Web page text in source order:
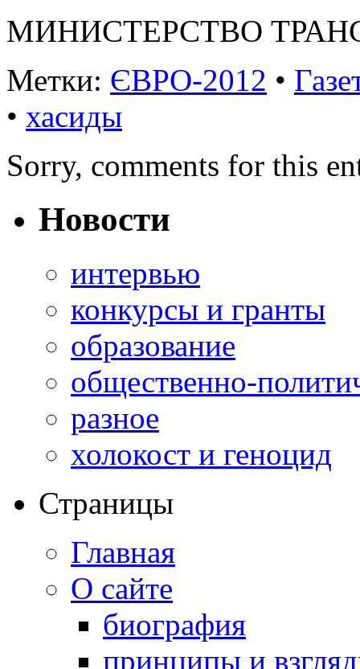
МИНИСТЕРСТВО
Метки: ЄВРО-2012 •
• хасиды
Sorry, comments for this
Новости
интервью
конкурсы и гранты
образование
общественно-
разное
холокост и геноцид
Страницы
Главная
О сайте
биография
принципы и